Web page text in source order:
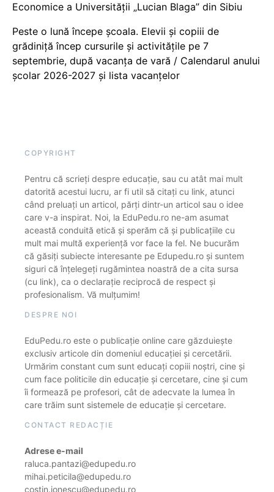
Economice a Universității „Lucian Blaga” din Sibiu
Peste o lună începe școala. Elevii și copiii de
grădiniță încep cursurile și activitățile pe 7
septembrie, după vacanța de vară / Calendarul anului
școlar 2026-2027 și lista vacanțelor
COPYRIGHT
Pentru că scrieți despre educație, sau cu atât mai mult
datorită acestui lucru, ar fi util să citați cu link, atunci
când preluați un articol, părți dintr-un articol sau o idee
care v-a inspirat. Noi, la EduPedu.ro ne-am asumat
această conduită etică și sperăm că și publicațiile cu
mult mai multă experiență vor face la fel. Ne bucurăm
că găsiți subiecte interesante pe Edupedu.ro și suntem
siguri că înțelegeți rugămintea noastră de a cita sursa
(cu link), ca o declarație reciprocă de respect și
profesionalism. Vă mulțumim!
DESPRE NOI
EduPedu.ro este o publicație online care găzduiește
exclusiv articole din domeniul educației și cercetării.
Urmărim constant cum sunt educați copiii noștri, cine și
cum face politicile din educație și cercetare, cine și cum
îi formează pe profesori, cât de adecvate la lumea în
care trăim sunt sistemele de educație și cercetare.
CONTACT REDACȚIE
Adrese e-mail
raluca.pantazi@edupedu.ro
mihai.peticila@edupedu.ro
costin.ionescu@edupedu.ro